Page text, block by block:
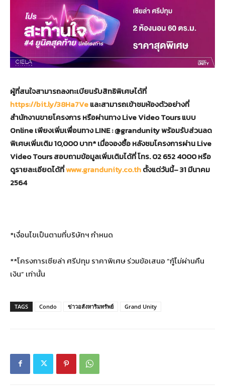
ผู้ที่สนใจสามารถลงทะเบียนรับสิทธิพิเศษได้ที่
https://bit.ly/38Ha7Veและสามารถเข้าชมห้องตัวอย่างที่
สำนักงานขายโครงการ หรือผ่านทางLive Video Toursแบบ
Onlineเพียงเพิ่มเพื่อนทางLINE : @grandunityพร้อมรับส่วนลด
พิเศษเพิ่มเติม10,000บาท*เมื่อจองซื้อ หลังชมโครงการผ่านLive
Video Toursสอบถามข้อมูลเพิ่มเติมได้ที่โทร. 02 652 4000 หรือ
ดูรายละเอียดได้ที่www.grandunity.co.thตั้งแต่วันนี้– 31มีนาคม
2564
*เงื่อนไขเป็นตามที่บริษัทฯ กำหนด
**โครงการเซียล่า ศรีปทุม ราคาพิเศษ ร่วมข้อเสนอ “กู้ไม่ผ่านคืน
เงิน” เท่านั้น
TAGS Condo ข่าวอสังหาริมทรัพย์ Grand Unity